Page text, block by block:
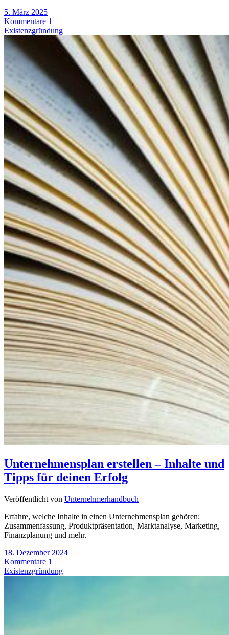
5. März 2025
Kommentare 1
Existenzgründung
Unternehmensplan erstellen – Inhalte und
Tipps für deinen Erfolg
Veröffentlicht von Unternehmerhandbuch
Erfahre, welche Inhalte in einen Unternehmensplan gehören:
Zusammenfassung, Produktpräsentation, Marktanalyse, Marketing,
Finanzplanung und mehr.
18. Dezember 2024
Kommentare 1
Existenzgründung